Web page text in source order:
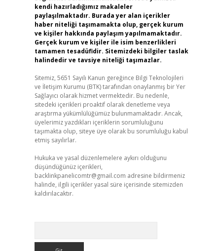
kendi hazırladığımız makaleler
paylaşılmaktadır. Burada yer alan içerikler
haber niteliği taşımamakta olup, gerçek kurum
ve kişiler hakkında paylaşım yapılmamaktadır.
Gerçek kurum ve kişiler ile isim benzerlikleri
tamamen tesadüfidir. Sitemizdeki bilgiler taslak
halindedir ve tavsiye niteliği taşımazlar.
Sitemiz, 5651 Sayılı Kanun gereğince Bilgi Teknolojileri
ve İletişim Kurumu (BTK) tarafından onaylanmış bir Yer
Sağlayıcı olarak hizmet vermektedir. Bu nedenle,
sitedeki içerikleri proaktif olarak denetleme veya
araştırma yükümlülüğümüz bulunmamaktadır. Ancak,
üyelerimiz yazdıkları içeriklerin sorumluluğunu
taşımakta olup, siteye üye olarak bu sorumluluğu kabul
etmiş sayılırlar.
Hukuka ve yasal düzenlemelere aykırı olduğunu
düşündüğünüz içerikleri,
backlinkpanelicomtr@gmail.com adresine bildirmeniz
halinde, ilgili içerikler yasal süre içerisinde sitemizden
kaldırılacaktır.